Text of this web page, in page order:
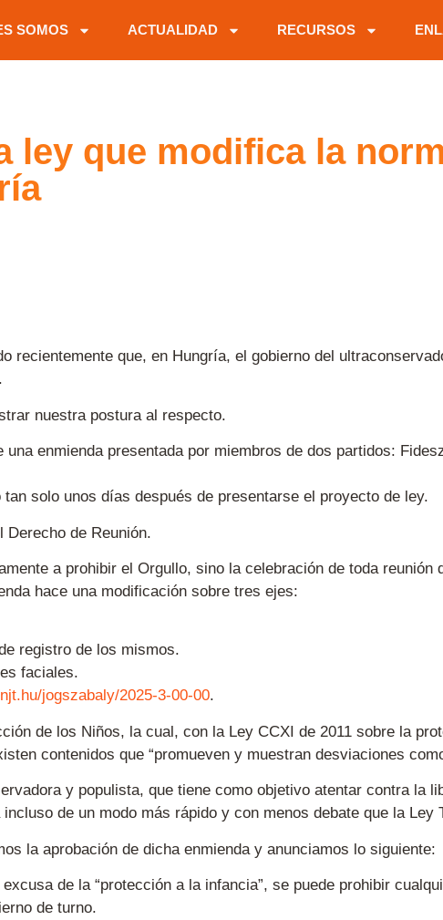
SOMOS ACTUALIDAD RECURSOS
ley que modifica la
recientemente que, en Hungría, el gobierno del
nuestra postura al respecto.
enmienda presentada por miembros de dos partidos:
solo unos días después de presentarse el proyecto de ley.
Derecho de Reunión.
a prohibir el Orgullo, sino la celebración de toda reunión
hace una modificación sobre tres ejes:
registro de los mismos.
faciales.
jogszabaly/2025-3-00-00.
de los Niños, la cual, con la Ley CCXI de 2011 sobre la
contenidos que “promueven y muestran desviaciones
y populista, que tiene como objetivo atentar contra la
de un modo más rápido y con menos debate que la Ley
la aprobación de dicha enmienda y anunciamos lo siguiente:
de la “protección a la infancia”, se puede prohibir
de turno.